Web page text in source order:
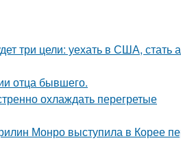
три цели: уехать в США, стать
отца бывшего.
охлаждать перегретые
Монро выступила в Корее